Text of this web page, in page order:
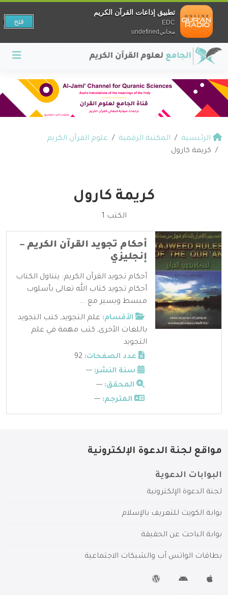
الرئيسية المكتبة الرقمية
علوم القرآن الكريم
كريمة كارول
كريمة كارول
الكتب 1
أحكام تجويد القرآن الكريم –
إنجليزي
أحكام تجويد القرآن الكريم: يتناول الكتاب
أحكام تجويد كتاب الله تعالى بأسلوب
مبسط ويسير مع ...
الأقسام: علم التجويد, كتب التجويد
باللغات الأخرى, كتب مهمة في علم
التجويد
عدد الصفحات:
سنة النشر: ---
المحقق: ---
المترجم: ---
مواقع لجنة الدعوة الإلكترونية
البوابات الدعوية
لجنة الدعوة الإلكترونية
بوابة الكويت للتعريف بالإسلام
بوابة الباحث عن الحقيقة
بطاقات الواتس آب والشبكات الاجتماعية
تطبيق إذاعات القرآن الكريم
EDC
مجانيundefined
فتح